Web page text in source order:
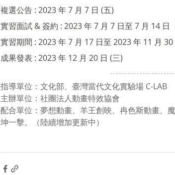
複選公告 : 2023 年 7 月 7 日 (五)
實習面試 & 簽約 : 2023 年 7 月 7 日至 7 月 14 日
實習期間 : 2023 年 7 月 17 日至 2023 年 11 月 30
成果發表 : 2023 年 12 月 20 日 (三)
指導單位：文化部、臺灣當代文化實驗場 C-LAB
主辦單位：社團法人動畫特效協會
配合單位：夢想動畫、羊王創映、冉色斯動畫、
坤一擊。（陸續增加更新中）